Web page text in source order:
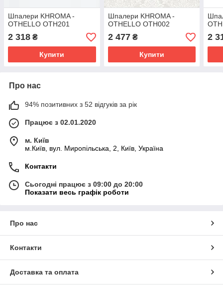
Шпалери KHROMA -
OTHELLO OTH201
2 318 ₴
Купити
Шпалери KHROMA -
OTHELLO OTH002
2 477₴
Купити
2
Про нас
94% позитивних з 52 відгуків за рік
Працює з 02.01.2020
м. Київ
м.Київ, вул. Миропільська, 2, Київ, Україна
Контакти
Сьогодні працює з 09:00 до 20:00
Показати весь графік роботи
Про нас
Контакти
Доставка та оплата